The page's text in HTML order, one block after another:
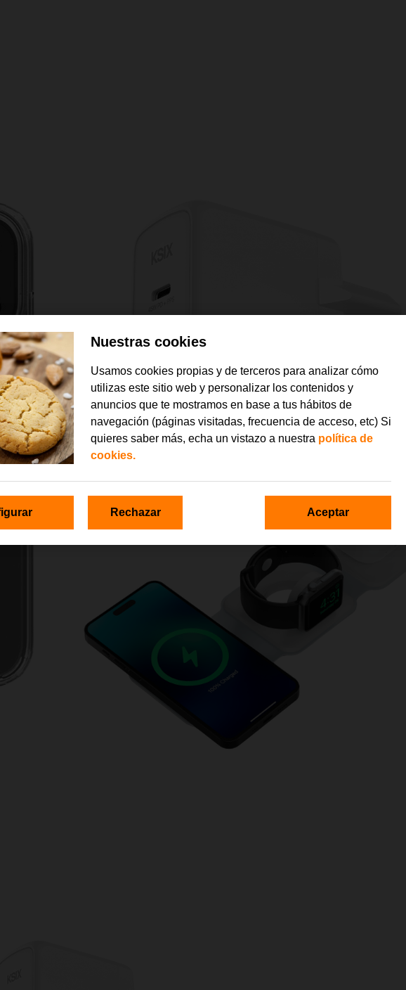
Nuestras cookies
Usamos cookies propias y de terceros para analizar cómo
utilizas este sitio web y personalizar los contenidos y
anuncios que te mostramos en base a tus hábitos de
navegación (páginas visitadas, frecuencia de acceso, etc) Si
quieres saber más, echa un vistazo a nuestra política de
cookies.
Rechazar Aceptar